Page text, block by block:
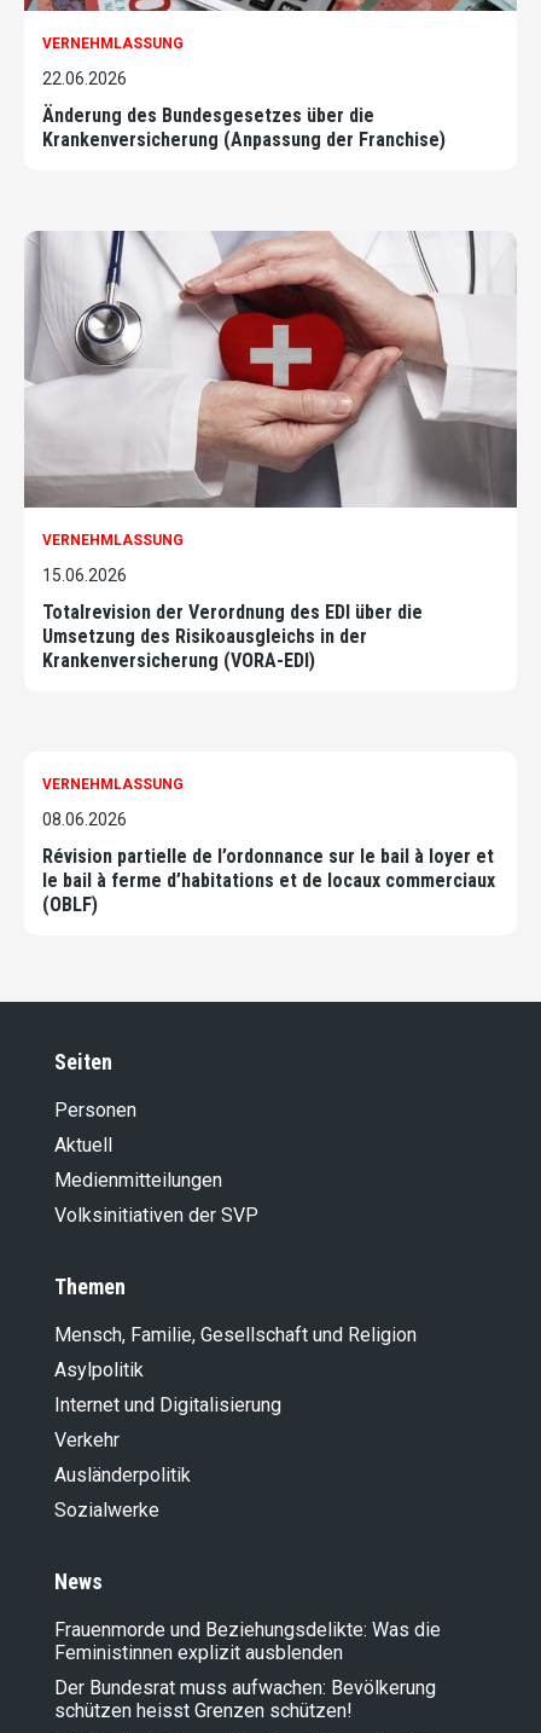
VERNEHMLASSUNG
22.06.2026
Änderung des Bundesgesetzes über die
Krankenversicherung (Anpassung der Franchise)
VERNEHMLASSUNG
15.06.2026
Totalrevision der Verordnung des EDI über die
Umsetzung des Risikoausgleichs in der
Krankenversicherung (VORA-EDI)
VERNEHMLASSUNG
08.06.2026
Révision partielle de l’ordonnance sur le bail à loyer et
le bail à ferme d’habitations et de locaux commerciaux
(OBLF)
Seiten
Personen
Aktuell
Medienmitteilungen
Volksinitiativen der SVP
Themen
Mensch, Familie, Gesellschaft und Religion
Asylpolitik
Internet und Digitalisierung
Verkehr
Ausländer­politik
Sozialwerke
News
Frauenmorde und Beziehungsdelikte: Was die
Feministinnen explizit ausblenden
Der Bundesrat muss aufwachen: Bevölkerung
schützen heisst Grenzen schützen!